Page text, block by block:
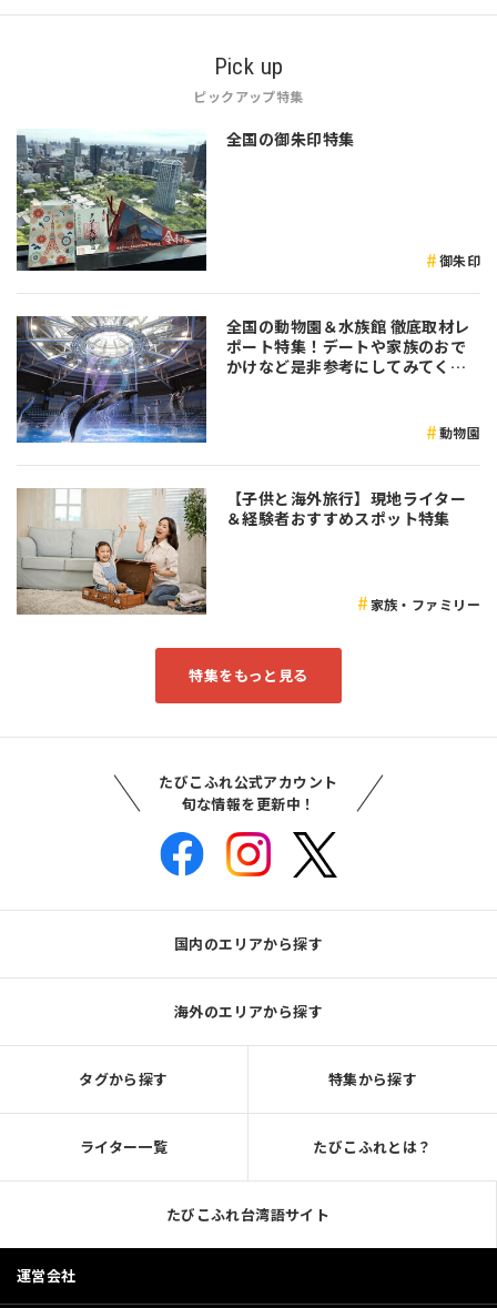
Pick up
ピックアップ特集
全国の御朱印特集
御朱印
全国の動物園＆水族館 徹底取材レ
ポート特集！デートや家族のおで
かけなど是非参考にしてみてくだ
動物園
【子供と海外旅行】現地ライター
＆経験者おすすめスポット特集
家族・ファミリー
特集をもっと見る
たびこふれ公式アカウント
旬な情報を更新中！
国内のエリアから探す
海外のエリアから探す
タグから探す 特集から探す
ライター一覧 たびこふれとは？
たびこふれ台湾語サイト
運営会社